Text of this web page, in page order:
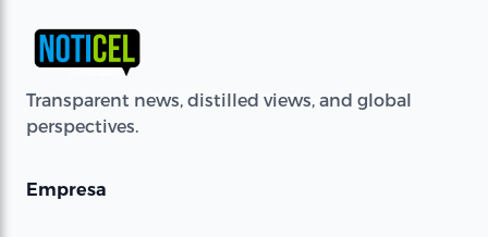
Transparent news, distilled views, and global
perspectives.
Empresa